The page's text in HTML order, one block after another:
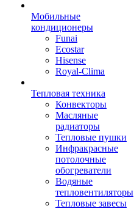
Мобильные
кондиционеры
Funai
Ecostar
Hisense
Royal-Clima
Тепловая техника
Конвекторы
Масляные
радиаторы
Тепловые пушки
Инфракрасные
потолочные
обогреватели
Водяные
тепловентиляторы
Тепловые завесы